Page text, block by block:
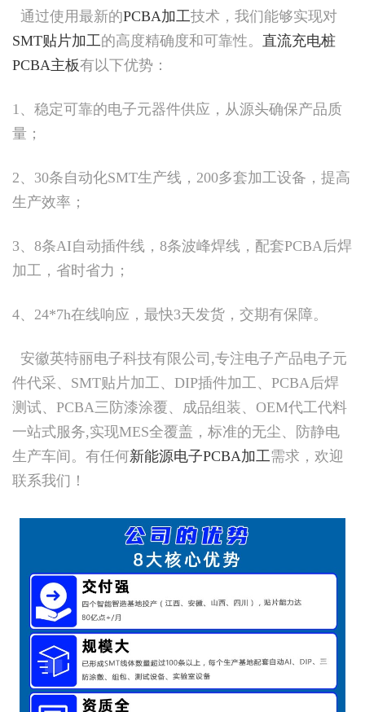
通过使用最新的PCBA加工技术，我们能够实现对
SMT贴片加工的高度精确度和可靠性。 直流充电桩
PCBA主板有以下优势：
1、稳定可靠的电子元器件供应，从源头确保产品质
量；
2、30条自动化SMT生产线，200多套加工设备，提高
生产效率；
3、8条AI自动插件线，8条波峰焊线，配套PCBA后焊
加工，省时省力；
4、24*7h在线响应，最快3天发货，交期有保障。
安徽英特丽电子科技有限公司,专注电子产品电子元
件代采、SMT贴片加工、DIP插件加工、PCBA后焊
测试、PCBA三防漆涂覆、成品组装、OEM代工代料
一站式服务,实现MES全覆盖，标准的无尘、防静电
生产车间。有任何新能源电子PCBA加工需求，欢迎
联系我们！